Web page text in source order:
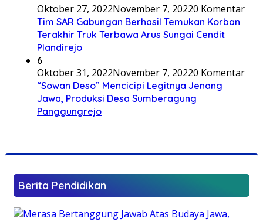
Oktober 27, 2022November 7, 20220 Komentar
Tim SAR Gabungan Berhasil Temukan Korban
Terakhir Truk Terbawa Arus Sungai Cendit
Plandirejo
6
Oktober 31, 2022November 7, 20220 Komentar
“Sowan Deso” Mencicipi Legitnya Jenang
Jawa, Produksi Desa Sumberagung
Panggungrejo
Berita Pendidikan